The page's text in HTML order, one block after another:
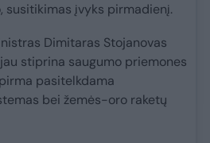
susitikimas įvyks pirmadienį.
Dimitaras Stojanovas
stiprina saugumo priemones
pasitelkdama
bei žemės-oro raketų